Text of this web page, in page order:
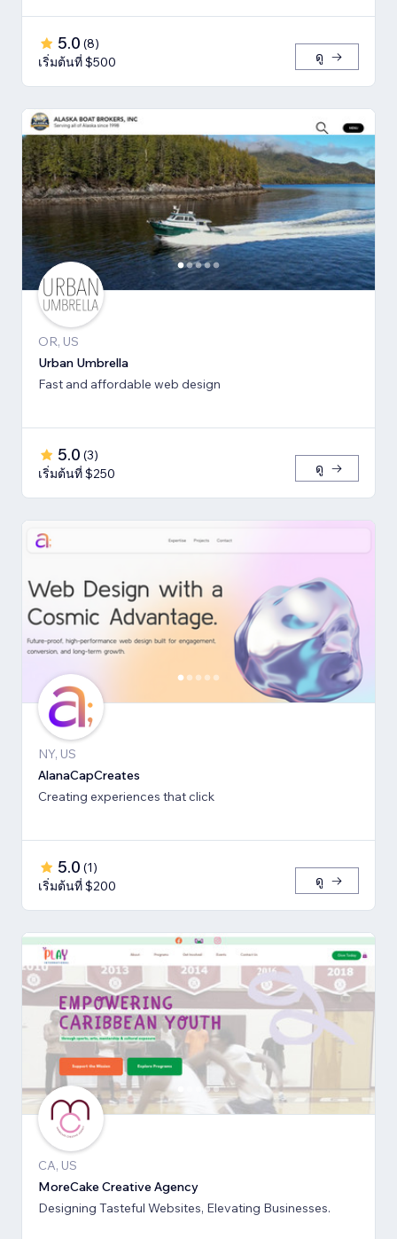
5.0 (8)
เริ่มต้นที่ $500
ดู
OR, US
Urban Umbrella
Fast and affordable web design
5.0 (3)
เริ่มต้นที่ $250
ดู
NY, US
AlanaCapCreates
Creating experiences that click
5.0 (1)
เริ่มต้นที่ $200
ดู
CA, US
MoreCake Creative Agency
Designing Tasteful Websites, Elevating Businesses.